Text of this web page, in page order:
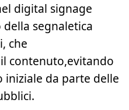
digital signage
segnaletica
che
contenuto,evitando
iniziale da parte delle